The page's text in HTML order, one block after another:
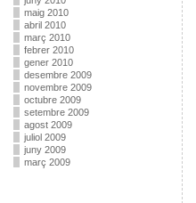
maig 2010
abril 2010
març 2010
febrer 2010
gener 2010
desembre 2009
novembre 2009
octubre 2009
setembre 2009
agost 2009
juliol 2009
juny 2009
març 2009